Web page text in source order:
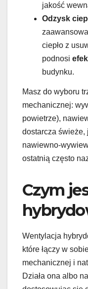
jakość
Odzysk
ciepło z
podnosi
budynku.
Masz do wyboru
mechanicznej:
powietrze),
dostarcza świeże,
nawiewno-
ostatnią często
Czym
Wentylacja
które łączy w
mechanicznej i
Działa ona albo